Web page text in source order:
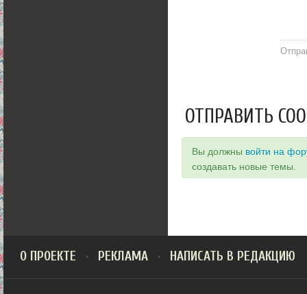
ОТПРАВИТЬ
Вы должны войти на
создавать новые темы.
О ПРОЕКТЕ РЕКЛАМА НАПИСАТЬ В РЕДАКЦИЮ